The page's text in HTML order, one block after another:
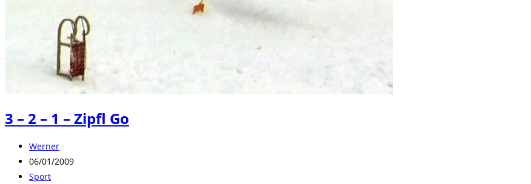
3 – 2 – 1 – Zipfl Go
Beitrags-
Autor:
Werner
Beitrag
veröffentlicht:
06/01/2009
Beitrags-
Sport